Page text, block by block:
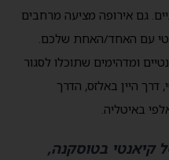
גם אירופה מציעה מרחבים
עם האחד/האחת שלכם.
ומדהימים שתוכלו לסגור
דרך היין באלזס, הדרך
באיטליה.
קיאנטי בטוסקנה,